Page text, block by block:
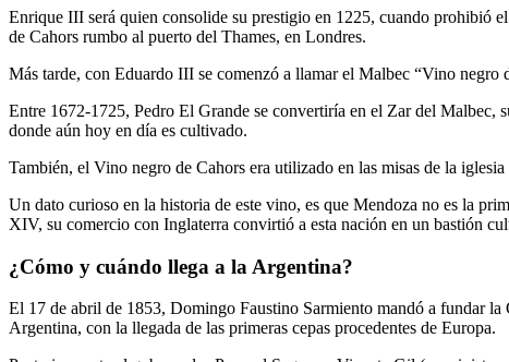
Enrique III será quien consolide su prestigio en 1225, cuando prohibió
de Cahors rumbo al puerto del Thames, en Londres.
Más tarde, con Eduardo III se comenzó a llamar el Malbec “Vino negro
Entre 1672-1725, Pedro El Grande se convertiría en el Zar del Malbec,
donde aún hoy en día es cultivado.
También, el Vino negro de Cahors era utilizado en las misas de la iglesia
Un dato curioso en la historia de este vino, es que Mendoza no es la
XIV, su comercio con Inglaterra convirtió a esta nación en un bastión
¿Cómo y cuándo llega a la Argentina?
El 17 de abril de 1853, Domingo Faustino Sarmiento mandó a fundar
Argentina, con la llegada de las primeras cepas procedentes de Europa.